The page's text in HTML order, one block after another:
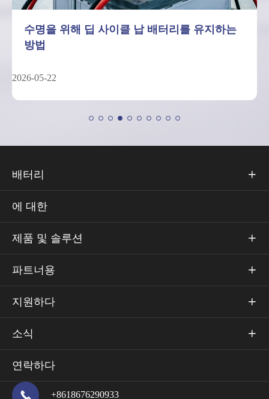
수명을 위해 딥 사이클 납 배터리를 유지하는
방법
2026-05-22
배터리 
에 대한
제품 및 솔루션 
파트너용 
지원하다 
소식 
연락하다
 +8618676290933